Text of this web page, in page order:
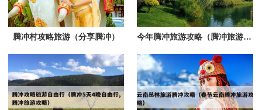
腾冲村攻略旅游（分享腾冲） 今年腾冲旅游攻略（腾冲旅游景点攻略）